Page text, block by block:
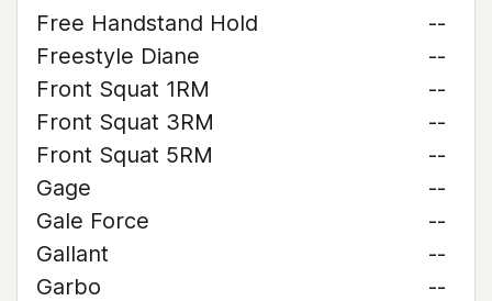
Free Handstand Hold
--
Freestyle Diane
--
Front Squat 1RM
--
Front Squat 3RM
--
Front Squat 5RM
--
Gage
--
Gale Force
--
Gallant
--
Garbo
--